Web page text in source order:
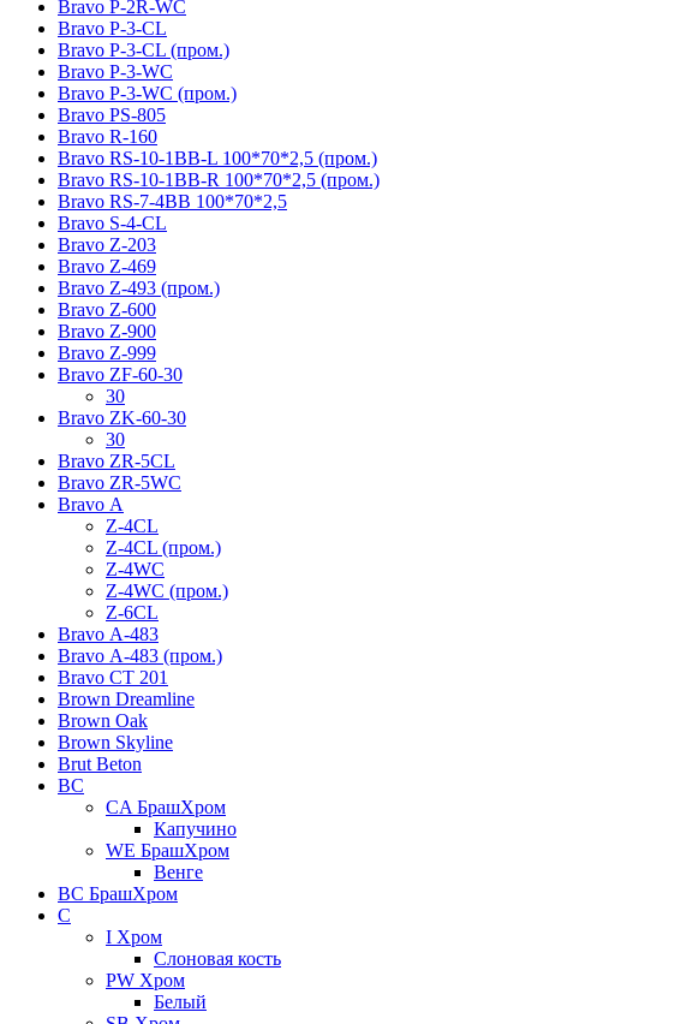
Bravo P-2R-WC
Bravo P-3-CL
Bravo P-3-CL (пром.)
Bravo P-3-WC
Bravo P-3-WC (пром.)
Bravo PS-805
Bravo R-160
Bravo RS-10-1BB-L 100*70*2,5 (пром.)
Bravo RS-10-1BB-R 100*70*2,5 (пром.)
Bravo RS-7-4BB 100*70*2,5
Bravo S-4-CL
Bravo Z-203
Bravo Z-469
Bravo Z-493 (пром.)
Bravo Z-600
Bravo Z-900
Bravo Z-999
Bravo ZF-60-30
30
Bravo ZK-60-30
30
Bravo ZR-5CL
Bravo ZR-5WC
Bravo А
Z-4CL
Z-4CL (пром.)
Z-4WC
Z-4WC (пром.)
Z-6CL
Bravo А-483
Bravo А-483 (пром.)
Bravo СТ 201
Brown Dreamline
Brown Oak
Brown Skyline
Brut Beton
BС
CA БрашХром
Капучино
WE БрашХром
Венге
BС БрашХром
C
I Хром
Слоновая кость
PW Хром
Белый